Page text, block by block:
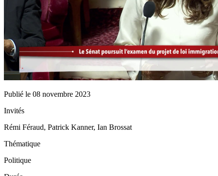
Publié le 08 novembre 2023
Invités
Rémi Féraud, Patrick Kanner, Ian Brossat
Thématique
Politique